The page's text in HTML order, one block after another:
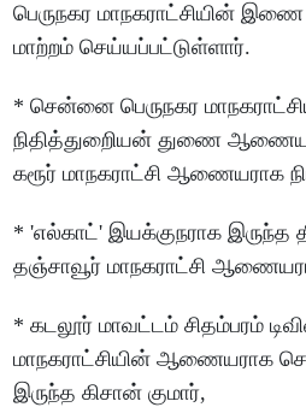
பெருநகர மாநகராட்சியின்
மாற்றம் செய்யப்பட்டுள்ளார்.
* சென்னை பெருநகர
நிதித்துறிையன் துணை
கரூர் மாநகராட்சி ஆணையராக
* 'எல்காட்' இயக்குநராக இருந்த
தஞ்சாவூர் மாநகராட்சி
* கடலூர் மாவட்டம் சிதம்பரம்
மாநகராட்சியின் ஆணையராக
இருந்த கிசான் குமார்,